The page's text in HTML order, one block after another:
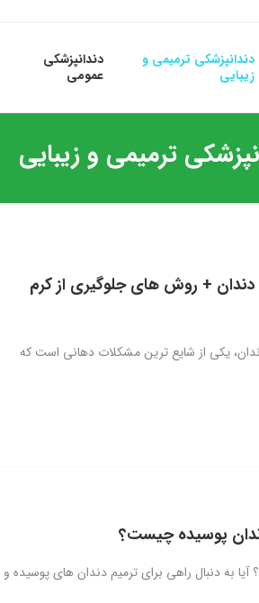
دندانپزشکی ترمیمی و
زیبایی
دندانپزشکی
عمومی
ترمیمی و زیبایی
+ روش های جلوگیری از کرم
یکی از شایع ترین مشکلات دهانی است که
پوسیده چیست؟
به دنبال راهی برای ترمیم دندان های پوسیده و